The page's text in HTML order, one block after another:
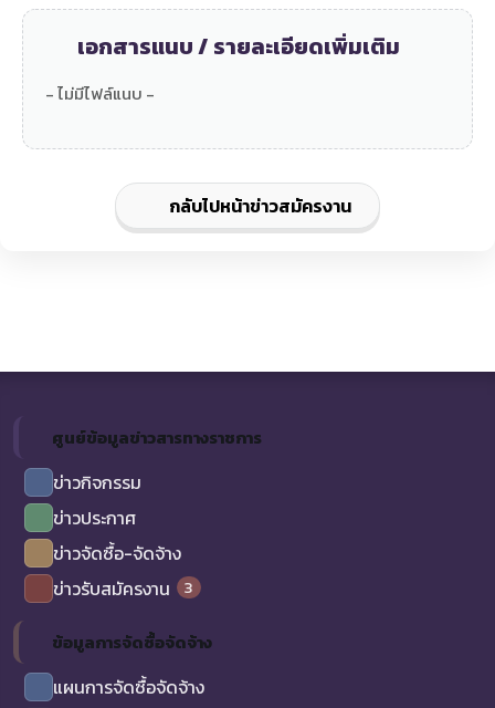
เอกสารแนบ / รายละเอียดเพิ่มเติม
- ไม่มีไฟล์แนบ -
กลับไปหน้าข่าวสมัครงาน
ศูนย์ข้อมูลข่าวสารทางราชการ
ข่าวกิจกรรม
ข่าวประกาศ
ข่าวจัดซื้อ-จัดจ้าง
ข่าวรับสมัครงาน
3
ข้อมูลการจัดซื้อจัดจ้าง
แผนการจัดซื้อจัดจ้าง